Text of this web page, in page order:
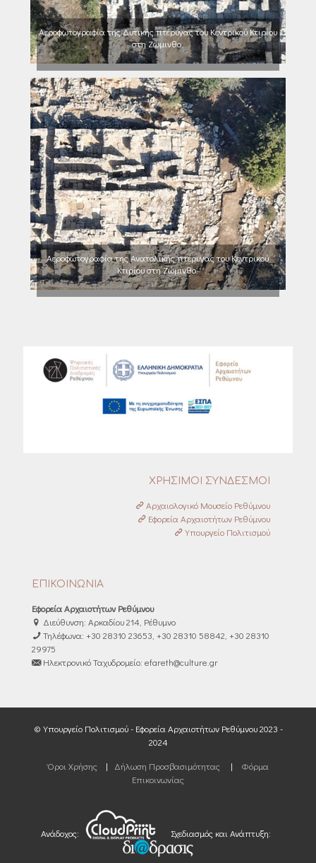
Αεροφωτογραφία της Δυτικής πτέρυγας του Κεντρικού Κτιρίου
στη Ζώμινθο.
Αεροφωτογραφία της Ανατολικής πτέρυγας του Κεντρικού
Κτιρίου στη Ζώμινθο.
ΧΡΗΣΙΜΟΙ ΣΥΝΔΕΣΜΟΙ
Αρχαιολογικό Μουσείο Ρεθύμνου
Εφορεία Αρχαιοτήτων Ρεθύμνου
Υπουργείο Πολιτισμού
ΕΠΙΚΟΙΝΩΝΙΑ
Εφορεία Αρχαιοτήτων Ρεθύμνου
Διεύθυνση: Αρκαδίου 214, Ρέθυμνο
Τηλέφωνα: +30 28310 23653, +30 28310 58842, +30 28310
29975
Ηλεκτρονικό Ταχυδρομείο: efareth@culture.gr
© Υπουργείο Πολιτισμού - Εφορεία Αρχαιοτήτων Ρεθύμνου 2023 -
2024
Όροι Χρήσης
| Δήλωση Προσβασιμότητας |
Φόρμα
Επικοινωνίας
Ανάδοχος: Σχεδιασμός και Ανάπτυξη: